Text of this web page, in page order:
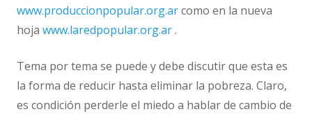
www.produccionpopular.org.arcomo en la nueva
hoja www.laredpopular.org.ar.
Tema por tema se puede y debe discutir que esta es
la forma de reducir hasta eliminar la pobreza. Claro,
es condición perderle el miedo a hablar de cambio de